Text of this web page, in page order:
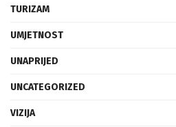
TURIZAM
UMJETNOST
UNAPRIJED
UNCATEGORIZED
VIZIJA